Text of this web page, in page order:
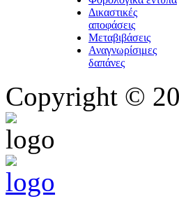
Δικαστικές
αποφάσεις
Μεταβιβάσεις
Αναγνωρίσιμες
δαπάνες
Copyright ©